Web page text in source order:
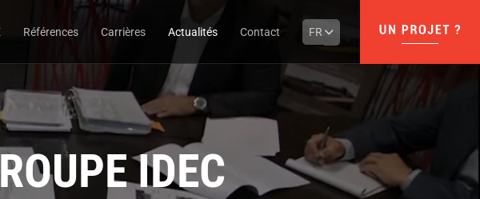
Références Carrières Actualités Contact FR
IDEC